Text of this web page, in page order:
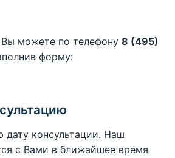
можете по телефону 8 (495)
форму:
дату консультации. Наш
с Вами в ближайшее время